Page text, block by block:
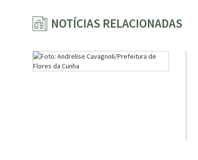
NOTÍCIAS RELACIONADAS